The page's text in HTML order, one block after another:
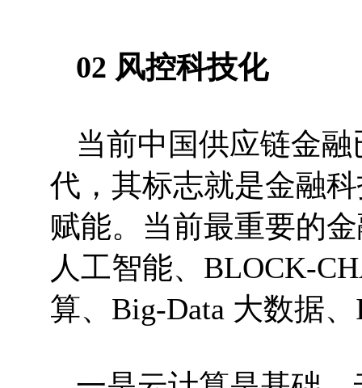
02 风控科技化
当前中国供应链金
代，其标志就是金融
赋能。当前最重要的
人工智能、BLOCK-
算、Big-Data 大数据